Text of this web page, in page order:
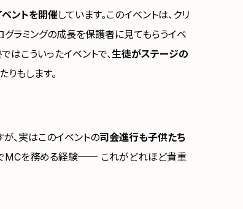
ントを開催しています。このイベントは、クリ
ラミングの成長を保護者に見てもらうイベ
はこういったイベントで、生徒がステージの
りもします。
、実はこのイベントの司会進行も子供たち
MCを務める経験── これがどれほど貴重